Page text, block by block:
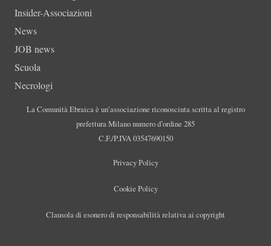
Insider-Associazioni
News
JOB news
Scuola
Necrologi
La Comunità Ebraica è un’associazione riconosciuta scritta al registro
prefettura Milano numero d’ordine 285
C.F./P.IVA 03547690150
Privacy Policy
Cookie Policy
Clausola di esonero di responsabilità relativa ai copyright